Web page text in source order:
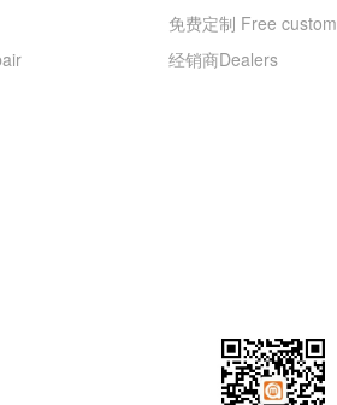
免费定制 Free custom
经销商Dealers